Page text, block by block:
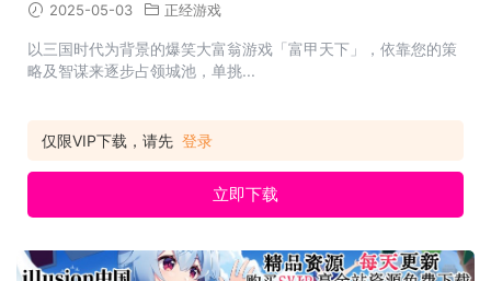
2025-05-03 正经游戏
以三国时代为背景的爆笑大富翁游戏「富甲天下」，依靠您的策
略及智谋来逐步占领城池，单挑...
仅限VIP下载，请先 登录
立即下载